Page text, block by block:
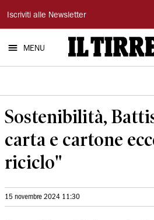
Il
Tirreno
Iscriviti alle Newsletter
MENU
Sostenibilità,
carta e cartone
riciclo"
15 novembre 2024 11:30